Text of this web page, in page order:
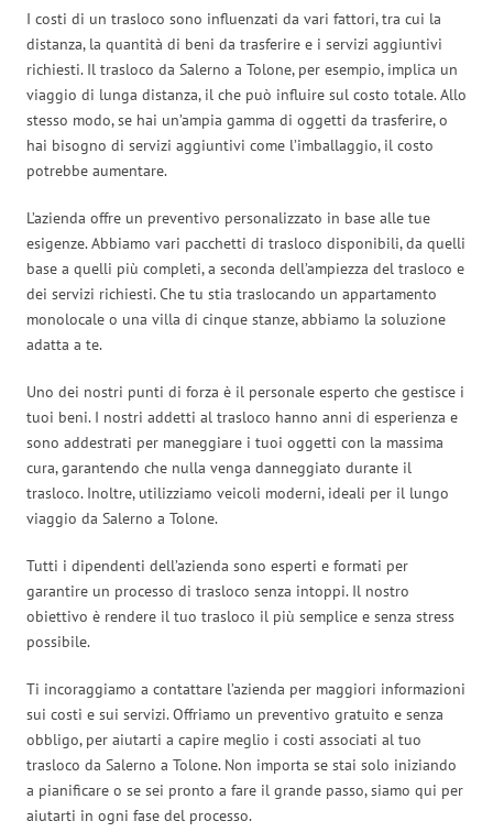
I costi di un trasloco sono influenzati da vari fattori, tra cui la
distanza, la quantità di beni da trasferire e i servizi aggiuntivi
richiesti. Il trasloco da Salerno a Tolone, per esempio, implica un
viaggio di lunga distanza, il che può influire sul costo totale. Allo
stesso modo, se hai un’ampia gamma di oggetti da trasferire, o
hai bisogno di servizi aggiuntivi come l’imballaggio, il costo
potrebbe aumentare.
L’azienda offre un preventivo personalizzato in base alle tue
esigenze. Abbiamo vari pacchetti di trasloco disponibili, da quelli
base a quelli più completi, a seconda dell’ampiezza del trasloco e
dei servizi richiesti. Che tu stia traslocando un appartamento
monolocale o una villa di cinque stanze, abbiamo la soluzione
adatta a te.
Uno dei nostri punti di forza è il personale esperto che gestisce i
tuoi beni. I nostri addetti al trasloco hanno anni di esperienza e
sono addestrati per maneggiare i tuoi oggetti con la massima
cura, garantendo che nulla venga danneggiato durante il
trasloco. Inoltre, utilizziamo veicoli moderni, ideali per il lungo
viaggio da Salerno a Tolone.
Tutti i dipendenti dell’azienda sono esperti e formati per
garantire un processo di trasloco senza intoppi. Il nostro
obiettivo è rendere il tuo trasloco il più semplice e senza stress
possibile.
Ti incoraggiamo a contattare l’azienda per maggiori informazioni
sui costi e sui servizi. Offriamo un preventivo gratuito e senza
obbligo, per aiutarti a capire meglio i costi associati al tuo
trasloco da Salerno a Tolone. Non importa se stai solo iniziando
a pianificare o se sei pronto a fare il grande passo, siamo qui per
aiutarti in ogni fase del processo.